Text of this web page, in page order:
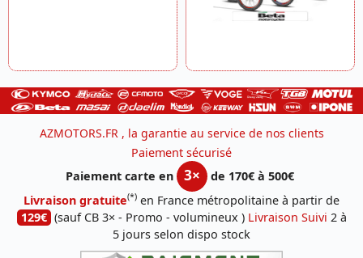
AZMOTORS.FR , la garantie au service de nos clients
Paiement sécurisé
Paiement carte en
3×
de 170€ à 500€
Livraison gratuite(*) en France métropolitaine à partir de
129€ (sauf CB 3× - Promo - volumineux ) Livraison Suivi 2 à
5 jours selon dispo stock